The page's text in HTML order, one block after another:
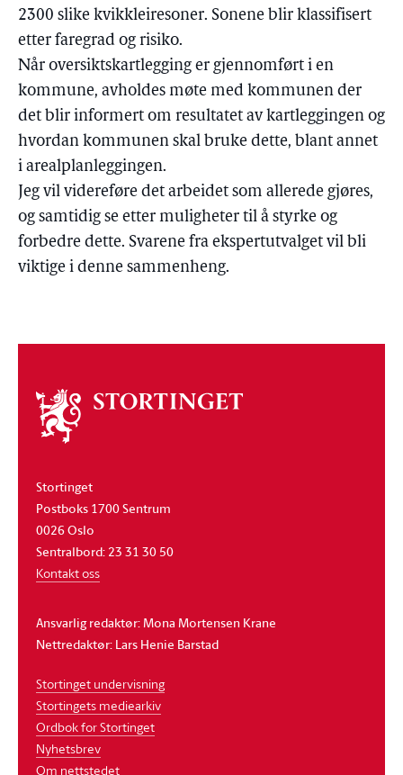
2300 slike kvikkleiresoner. Sonene blir klassifisert
etter faregrad og risiko.
Når oversiktskartlegging er gjennomført i en
kommune, avholdes møte med kommunen der
det blir informert om resultatet av kartleggingen og
hvordan kommunen skal bruke dette, blant annet
i arealplanleggingen.
Jeg vil videreføre det arbeidet som allerede gjøres,
og samtidig se etter muligheter til å styrke og
forbedre dette. Svarene fra ekspertutvalget vil bli
viktige i denne sammenheng.
Om
stortinget
Stortinget
Postboks 1700 Sentrum
0026 Oslo
Sentralbord: 23 31 30 50
Kontakt oss
Ansvarlig redaktør: Mona Mortensen Krane
Nettredaktør: Lars Henie Barstad
Stortinget undervisning
Stortingets mediearkiv
Ordbok for Stortinget
Nyhetsbrev
Om nettstedet